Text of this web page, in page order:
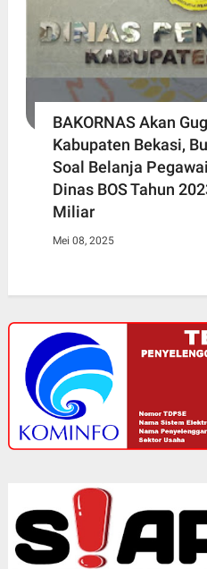
BAKORNAS Akan
Kabupaten Bekasi,
Soal Belanja
Dinas BOS Tahun
Miliar
Mei 08, 2025